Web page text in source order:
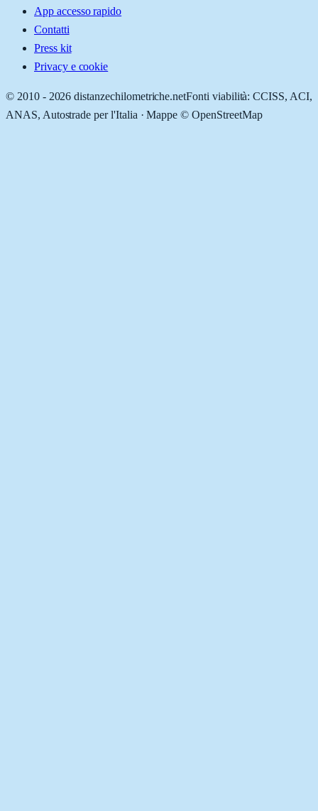
App accesso rapido
Contatti
Press kit
Privacy e cookie
© 2010 - 2026 distanzechilometriche.netFonti viabilità: CCISS, ACI,
ANAS, Autostrade per l'Italia · Mappe © OpenStreetMap